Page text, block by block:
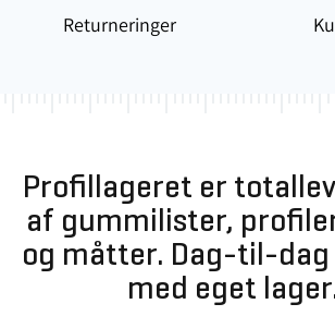
Returneringer
Profillageret er
af gummilister,
og måtter. Dag-til-dag
med eget